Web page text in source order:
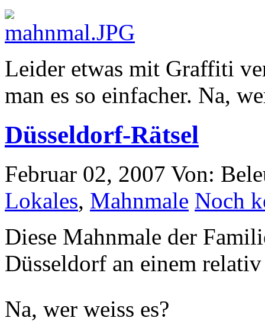
Leider etwas mit Graffiti
man es so einfacher. Na,
Düsseldorf-Rätsel
Februar 02, 2007 Von:
Lokales, Mahnmale Noch
Diese Mahnmale der
Düsseldorf an einem
Na, wer weiss es?